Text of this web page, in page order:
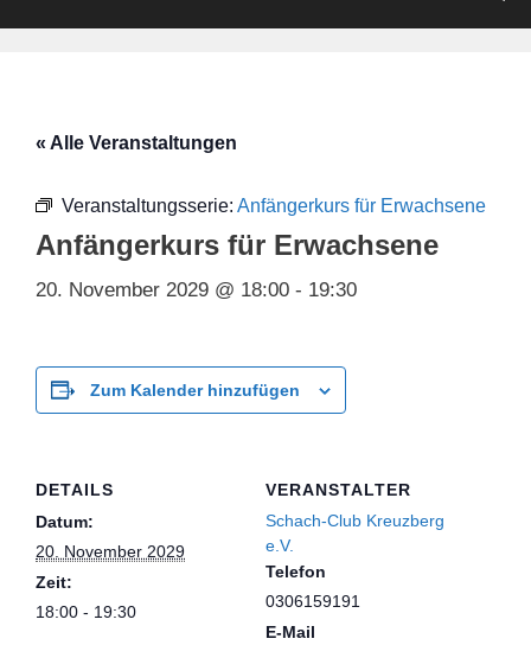
« Alle Veranstaltungen
Veranstaltungsserie: Anfängerkurs für Erwachsene
Anfängerkurs für Erwachsene
20. November 2029 @ 18:00 - 19:30
Zum Kalender hinzufügen
DETAILS
Datum:
20. November 2029
Zeit:
18:00 - 19:30
VERANSTALTER
Schach-Club Kreuzberg
e.V.
Telefon
0306159191
E-Mail